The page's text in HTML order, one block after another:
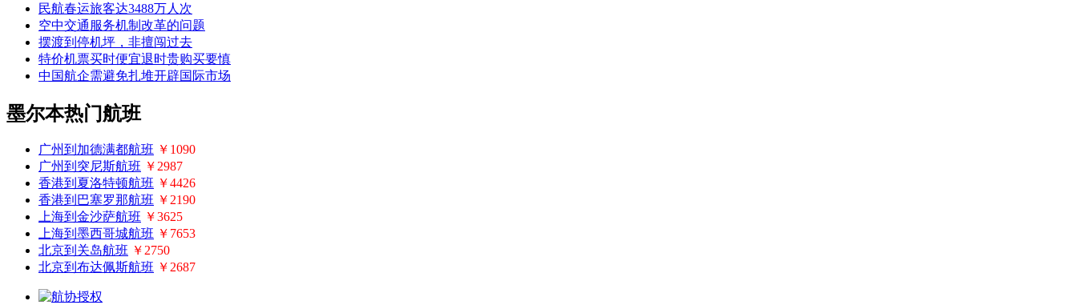
民航春运旅客达3488万人次
空中交通服务机制改革的问题
摆渡到停机坪，非擅闯过去
特价机票买时便宜退时贵购买要慎
中国航企需避免扎堆开辟国际市场
墨尔本热门航班
广州到加德满都航班 ￥1090
广州到突尼斯航班 ￥2987
香港到夏洛特顿航班 ￥4426
香港到巴塞罗那航班 ￥2190
上海到金沙萨航班 ￥3625
上海到墨西哥城航班 ￥7653
北京到关岛航班 ￥2750
北京到布达佩斯航班 ￥2687